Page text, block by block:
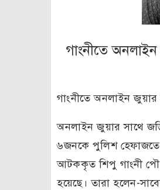
গাংনীতে
গাংনীতে অনলাইন
অনলাইন জুয়ার সাথে
৬জনকে পুলিশ হেফাজতে
আটককৃত শিপু গাংনী
হয়েছে। তারা হলেন-